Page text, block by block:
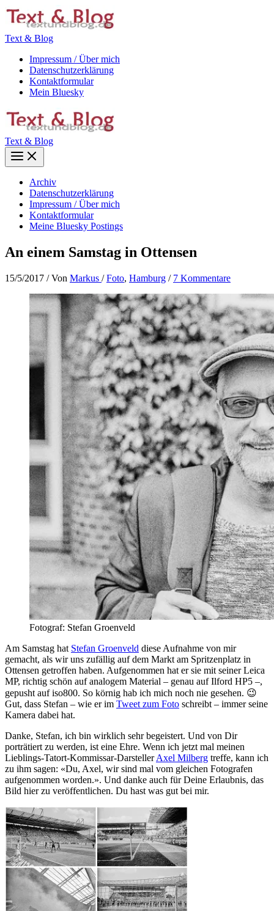
Zum
Inhalt
Text & Blog
Impressum / Über mich
Datenschutzerklärung
Kontaktformular
Mein Bluesky
Text & Blog
Main
Menu
Archiv
Datenschutzerklärung
Impressum / Über mich
Kontaktformular
Meine Bluesky Postings
An einem Samstag in Ottensen
15/5/2017 / Von Markus /Foto, Hamburg / 7 Kommentare
Fotograf: Stefan Groenveld
Am Samstag hat Stefan Groenveld diese Aufnahme von mir
gemacht, als wir uns zufällig auf dem Markt am Spritzenplatz in
Ottensen getroffen haben. Aufgenommen hat er sie mit seiner Leica
MP, richtig schön auf analogem Material – genau auf Ilford HP5 –,
gepusht auf iso800. So körnig hab ich mich noch nie gesehen. 😉
Gut, dass Stefan – wie er im Tweet zum Foto schreibt – immer seine
Kamera dabei hat.
Danke, Stefan, ich bin wirklich sehr begeistert. Und von Dir
porträtiert zu werden, ist eine Ehre. Wenn ich jetzt mal meinen
Lieblings-Tatort-Kommissar-DarstellerAxel Milberg treffe, kann ich
zu ihm sagen: «Du, Axel, wir sind mal vom gleichen Fotografen
aufgenommen worden.». Und danke auch für Deine Erlaubnis, das
Bild hier zu veröffentlichen. Du hast was gut bei mir.